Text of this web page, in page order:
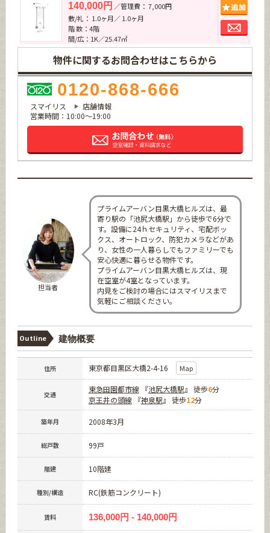
140,000円 ／管理費： 7,000円
敷/礼： 1.0ヶ月／ 1.0ヶ月
階 数：4階
間/広：1K／25.47㎡
物件に関するお問合わせはこちらから
0120-868-666
スマイリス
店舗情報
営業時間：10:00～19:00
担当者
プライムアーバン目黒大橋ヒルズは、最
寄り駅の「池尻大橋駅」から徒歩で6分で
す。設備に24ｈセキュリティ、宅配ボッ
クス、オートロック、防犯カメラなどがあ
り、女性の一人暮らしでもファミリーでも
安心快適に暮らせる物件です。
プライムアーバン目黒大橋ヒルズは、現
在空室が4室となっています。
内見をご検討の場合にはスマイリスまで
気軽にご相談ください。
Outline 建物概要
住所 東京都目黒区大橋2-4-16 Map
交通
東急田園都市線『池尻大橋駅』 徒歩6分
京王井の頭線『神泉駅』 徒歩12分
築年月 2008年3月
総戸数 99戸
階建 10階建
種別/構造 RC(鉄筋コンクリート)
賃料 136,000円 - 140,000円